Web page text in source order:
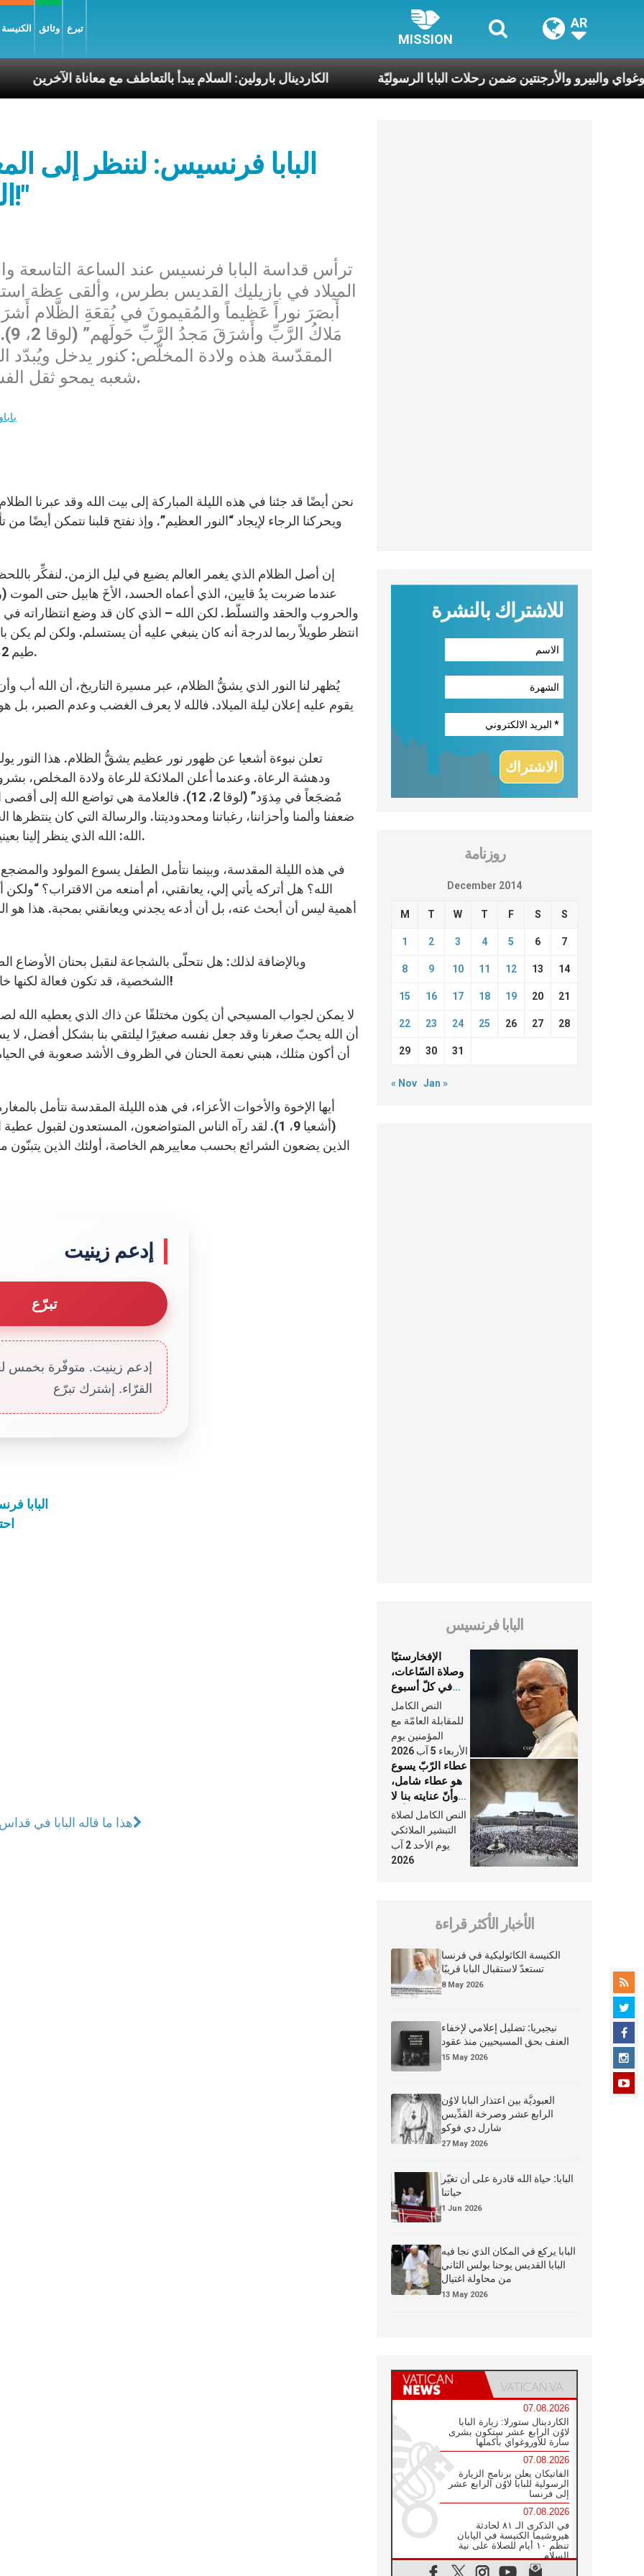
وثائق تبرع
MISSION
AR
الكاردينال بارولين: السلام يبدأ بالتعاطف مع معاناة أوروغواي والبيرو والأرجنتين ضمن رحلات البابا الرسوليّة
البابا فرنسيس: لننظر إلى
العذراء: "يا مريم أرنا يسوع!"
ترأس قداسة البابا فرنسيس عند الساعة التاسعة
الميلاد في بازيليك القديس بطرس، وألقى عظة
المقدّسة هذه ولادة المخلّص: كنور يدخل
شعبه يمحو ثقل الفشل وحزن العبوديّة ويحلّ الفرح والبهجة.
نحن أيضًا قد جئنا في هذه الليلة المباركة إلى بيت الله وقد عبرنا
ويحركنا الرجاء لإيجاد “النور العظيم”. وإذ نفتح قلبنا نتمكن
إن أصل الظلام الذي يغمر العالم يضيع في ليل الزمن. لنفكِّر
والحروب والحقد والتسلّط. لكن الله – الذي كان قد وضع انتظاراته
طيم 2، 13). لذلك تابع الانتظار بصبر إزاء فساد بشر وشعوب.
يُظهر لنا النور الذي يشقُّ الظلام، عبر مسيرة التاريخ، أن الله أب
يقوم عليه إعلان ليلة الميلاد. فالله لا يعرف الغضب وعدم الصبر، بل
تعلن نبوءة أشعيا عن ظهور نور عظيم يشقُّ الظلام. هذا النور
ودهشة الرعاة. وعندما أعلن الملائكة للرعاة ولادة المخلص،
مُضجَعاً في مِذوَد” (لوقا 2، 12). فالعلامة هي تواضع
ضعفنا وألمنا وأحزاننا، رغباتنا ومحدوديتنا. والرسالة التي كان
الله: الله الذي ينظر إلينا بعينين تفيضان بالحنان ويقبل بؤسنا، الله الذي يحبّ صغرنا.
في هذه الليلة المقدسة، وبينما نتأمل الطفل يسوع المولود
الله؟ هل أتركه يأتي إلي، يعانقني، أم أمنعه من الاقتراب؟ “ولكن
أهمية ليس أن أبحث عنه، بل أن أدعه يجدني ويعانقني بمحبة. هذا هو
وبالإضافة لذلك: هل نتحلّى بالشجاعة لنقبل بحنان
الشخصية، قد تكون فعالة لكنها خالية من حرارة الإنجيل؟ ما أحوجَ عالم اليوم إلى الحنان!
لا يمكن لجواب المسيحي أن يكون مختلفًا عن ذاك الذي يعطيه الله
أن الله يحبّ صغرنا وقد جعل نفسه صغيرًا ليلتقي بنا بشكل أفضل، لا
أن أكون مثلك، هبني نعمة الحنان في الظروف الأشد صعوبة في
أيها الإخوة والأخوات الأعزاء، في هذه الليلة المقدسة نتأمل
(أشعيا 9، 1). لقد رآه الناس المتواضعون، المستعدون لقبول
الذين يضعون الشرائع بحسب معاييرهم الخاصة، أولئك الذين
إدعم زينيت
تبرّع
إدعم زينيت. متوفّرة بخمس
القرّاء. إشترك تبرّع
البابا
هذا ما قاله البابا في قداس
للاشتراك بالنشرة
روزنامة
December 2014
M T W T F S S
1 2 3 4 5 6 7
8 9 10 11 12 13 14
15 16 17 18 19 20 21
22 23 24 25 26 27 28
29 30 31
« Nov Jan »
البابا فرنسيس
الإفخارستيّا
وصلاة السّاعات،
في كلّ أسبوع
وكلّ يوم، هما
النَّفَس في حياة
الكنيسة
النص الكامل
للمقابلة العامّة مع
المؤمنين يوم
الأربعاء 5 آب 2026
عطاء الرّبّ يسوع
هو عطاء شامل،
وأنّ عنايته بنا لا
تغيب عنّا أبدًا
النص الكامل لصلاة
التبشير الملائكي
يوم الأحد 2 آب
2026
الأخبار الأكثر قراءة
الكنيسة الكاثوليكية في فرنسا
تستعدّ لاستقبال البابا قريبًا
8 May 2026
نيجيريا: تضليل إعلامي لإخفاء
العنف بحق المسيحيين منذ عقود
15 May 2026
العبوديَّة بين اعتذار البابا لاوُن
الرابع عشر وصرخة القدِّيس
شارل دي فوكو
27 May 2026
البابا: حياة الله قادرة على أن تغيّر
حياتنا
1 Jun 2026
البابا يركع في المكان الذي نجا فيه
البابا القديس يوحنا بولس الثاني
من محاولة اغتيال
13 May 2026
07.08.2026
الكاردينال ستورلا: زيارة البابا
لاوُن الرابع عشر ستكون بشرى
سارة للأوروغواي بأكملها
07.08.2026
الفاتيكان يعلن برنامج الزيارة
الرسولية للبابا لاوُن الرابع عشر
إلى فرنسا
07.08.2026
في الذكرى الـ ٨١ لحادثة
هيروشيما الكنيسة في اليابان
تنظم ١٠ أيام للصلاة على نية
السلام
07.08.2026